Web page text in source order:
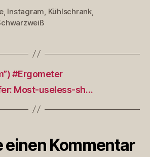
, Instagram Kühlschrank,
#Ergometer
Most-useless-sh…
einen Kommentar